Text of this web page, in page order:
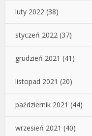
luty 2022 (38)
styczeń 2022 (37)
grudzień 2021 (41)
listopad 2021 (20)
październik 2021 (44)
wrzesień 2021 (40)